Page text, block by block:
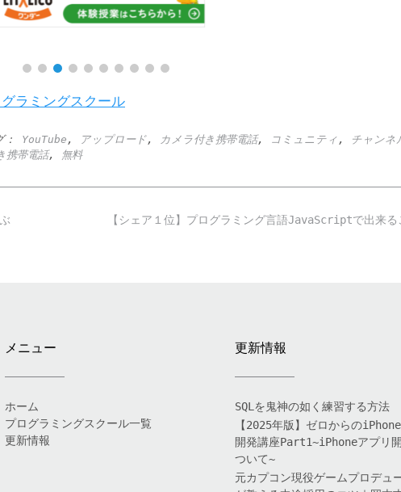
ラミングスクール
： YouTube , アップロード, カメラ付き携帯電話, コミュニティ , チャンネ
携帯電話, 無料
【シェア１位】プログラミング言語JavaScriptで出来る
メニュー
ホーム
プログラミングスクール一覧
更新情報
更新情報
SQLを鬼神の如く練習する方法
【2025年版】ゼロからの
開発講座Part1~iPhoneアプリ
ついて~
元カプコン現役ゲームプロデュ